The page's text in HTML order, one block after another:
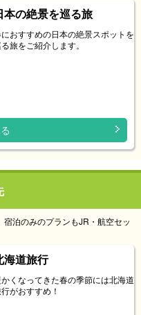
本の絶景を巡る旅
おすすめの日本の絶景スポットを
旅をご紹介します。
泊のみのプランもJR・航空セッ
海道旅行
くなってきた春の季節には北海道
がおすすめ！